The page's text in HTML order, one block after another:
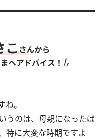
。
うのは、母親になったば
特に大変な時期ですよ